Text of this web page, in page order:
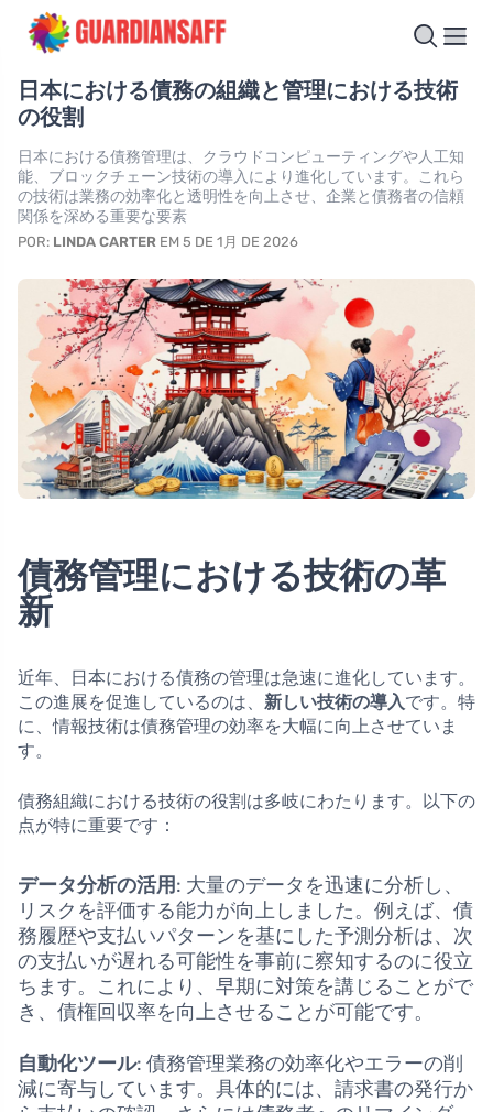
日本における債務の組織と管理における技術
の役割
日本における債務管理は、クラウドコンピューティングや人工知
能、ブロックチェーン技術の導入により進化しています。これら
の技術は業務の効率化と透明性を向上させ、企業と債務者の信頼
関係を深める重要な要素
POR: LINDA CARTER EM 5 DE 1月 DE 2026
債務管理における技術の革
新
近年、日本における債務の管理は急速に進化しています。
この進展を促進しているのは、 新しい技術の導入です。特
に、情報技術は債務管理の効率を大幅に向上させていま
す。
債務組織における技術の役割は多岐にわたります。以下の
点が特に重要です：
データ分析の活用: 大量のデータを迅速に分析し、
リスクを評価する能力が向上しました。例えば、債
務履歴や支払いパターンを基にした予測分析は、次
の支払いが遅れる可能性を事前に察知するのに役立
ちます。これにより、早期に対策を講じることがで
き、債権回収率を向上させることが可能です。
自動化ツール: 債務管理業務の効率化やエラーの削
減に寄与しています。具体的には、請求書の発行か